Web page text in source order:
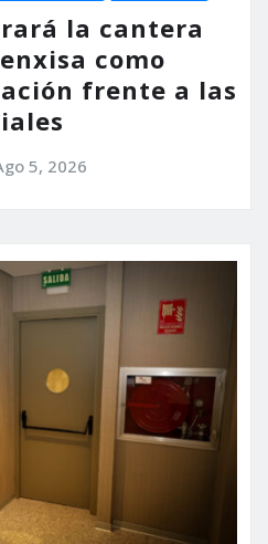
la cantera
como
frente a las
5, 2026